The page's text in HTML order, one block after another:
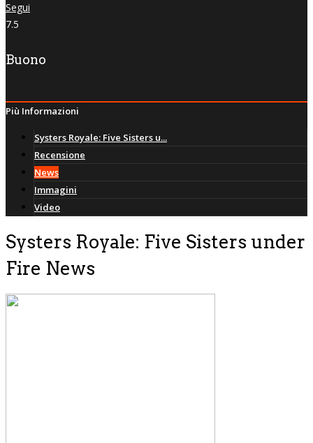
Segui
7.5
Buono
Più Informazioni
Systers Royale: Five Sisters u...
Recensione
News
Immagini
Video
Systers Royale: Five Sisters under
Fire News